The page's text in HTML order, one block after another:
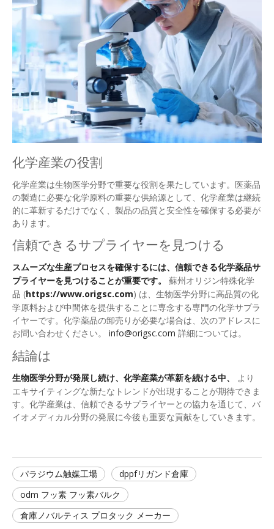
化学産業の役割
化学産業は生物医学分野で重要な役割を果たしています。医薬品
の製造に必要な化学原料の重要な供給源として、化学産業は継続
的に革新するだけでなく、製品の品質と安全性を確保する必要が
あります。
信頼できるサプライヤーを見つける
スムーズな生産プロセスを確保するには、信頼できる化学薬品サ
プライヤーを見つけることが重要です。 蘇州オリジン特殊化学
品 (https://www.origsc.com) は、生物医学分野に高品質の化
学原料および中間体を提供することに専念する専門の化学サプラ
イヤーです。化学薬品の卸売りが必要な場合は、次のアドレスに
お問い合わせください。 info@origsc.com 詳細については。
結論は
生物医学分野が発展し続け、化学産業が革新を続ける中、
より
エキサイティングな新たなトレンドが出現することが期待できま
す。化学産業は、信頼できるサプライヤーとの協力を通じて、バ
イオメディカル分野の発展に今後も重要な貢献をしていきます。
パラジウム触媒工場
dppfリガンド倉庫
odm フッ素 フッ素バルク
倉庫ノバルティス プロタック メーカー